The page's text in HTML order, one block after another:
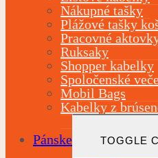
Nákupné tašky
Plážové tašky
Pracovné
Ruksaky
Shopper kabelky
Spoločenské
Mobil Bags
Kabelky z
Pánske TOGGLE